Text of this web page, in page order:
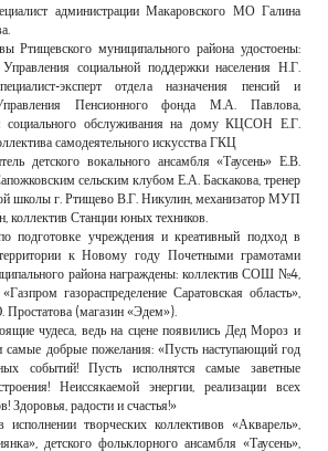
администрации Макаровского МО Галина
Ртищевского муниципального района удостоены:
Управления социальной поддержки населения Н.Г.
эксперт отдела назначения пенсий и
Пенсионного фонда М.А. Павлова,
социального обслуживания на дому КЦСОН Е.Г.
самодеятельного искусства ГКЦ
детского вокального ансамбля «Таусень» Е.В.
сельским клубом Е.А. Баскакова, тренер
школы г. Ртищево В.Г. Никулин, механизатор МУП
коллектив Станции юных техников.
подготовке учреждения и креативный подход в
к Новому году Почетными грамотами
района награждены: коллектив СОШ №4,
газораспределение Саратовская область»,
(магазин «Эдем»).
чудеса, ведь на сцене появились Дед Мороз и
самые добрые пожелания: «Пусть наступающий год
событий! Пусть исполнятся самые заветные
Неиссякаемой энергии, реализации всех
Здоровья, радости и счастья!»
творческих коллективов «Акварель»,
детского фольклорного ансамбля «Таусень»,